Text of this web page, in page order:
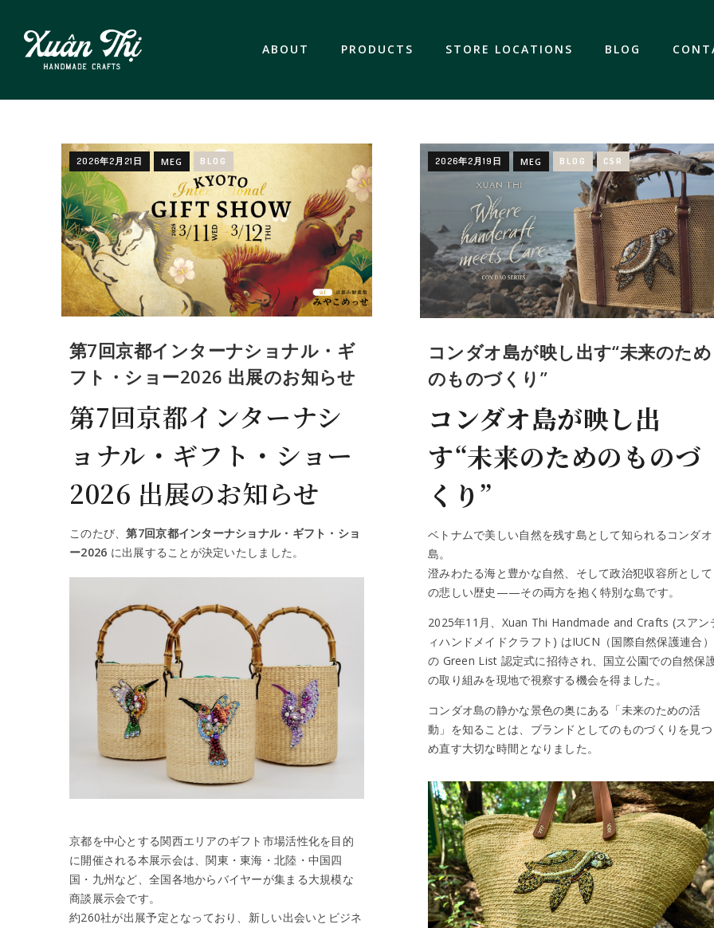
ABOUT PRODUCTS STORE LOCATIONS BLOG
2026年2月21日 MEG BLOG
第7回京都インターナショナル・ギ
フト・ショー2026 出展のお知らせ
第7回京都インターナシ
ョナル・ギフト・ショー
2026 出展のお知らせ
このたび、第7回京都インターナショナル・ギフト・ショ
ー2026 に出展することが決定いたしました。
京都を中心とする関西エリアのギフト市場活性化を目的
に開催される本展示会は、関東・東海・北陸・中国四
国・九州など、全国各地からバイヤーが集まる大規模な
商談展示会です。
約260社が出展予定となっており、新しい出会いとビジネ
2026年2月19日 MEG BLOG CSR
コンダオ島が映し出す“未来のため
のものづくり”
コンダオ島が映し出
す“未来のためのものづ
くり”
ベトナムで美しい自然を残す島として知られるコンダオ
島。
澄みわたる海と豊かな自然、そして政治犯収容所として
の悲しい歴史——その両方を抱く特別な島です。
2025年11月、Xuan Thi Handmade and Crafts (スアン
ィハンドメイドクラフト) はIUCN（国際自然保護連合）
の Green List 認定式に招待され、国立公園での自然保
の取り組みを現地で視察する機会を得ました。
コンダオ島の静かな景色の奥にある「未来のための活
動」を知ることは、ブランドとしてのものづくりを見つ
め直す大切な時間となりました。